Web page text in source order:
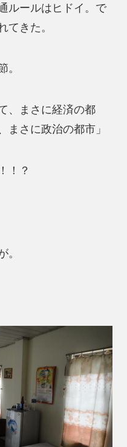
ルールはヒドイ。で
てきた。
。
、まさに経済の都
まさに政治の都市」
！？
。